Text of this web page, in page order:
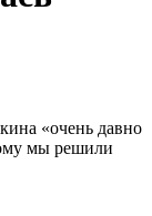
«очень давно
мы решили